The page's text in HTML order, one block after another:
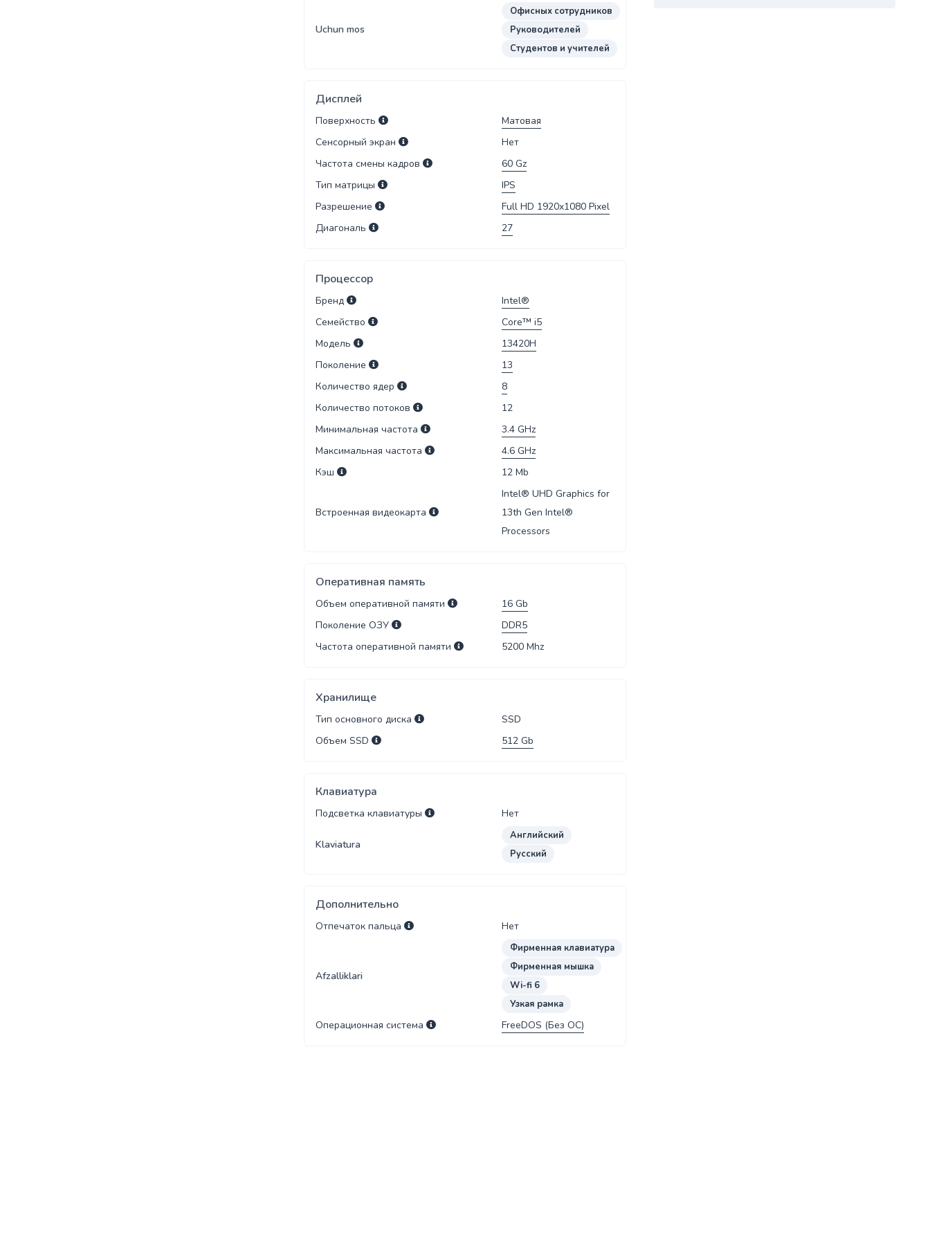
Uchun mos
Офисных сотрудников
Руководителей
Студентов и учителей
Дисплей
Поверхность
Матовая
Сенсорный экран
Нет
Частота смены кадров
60 Gz
Тип матрицы
IPS
Разрешение
Full HD 1920x1080 Pixel
Диагональ
27
Процессор
Бренд
Intel®
Семейство
Core™ i5
Модель
13420H
Поколение
13
Количество ядер
8
Количество потоков
12
Минимальная частота
3.4 GHz
Максимальная частота
4.6 GHz
Кэш
12 Mb
Встроенная видеокарта
Intel® UHD Graphics for
13th Gen Intel®
Processors
Оперативная память
Объем оперативной памяти 16 Gb
Поколение ОЗУ
DDR5
Частота оперативной памяти
5200 Mhz
Хранилище
Тип основного диска
SSD
Объем SSD
512 Gb
Клавиатура
Подсветка клавиатуры Нет
Klaviatura
Английский
Русский
Дополнительно
Отпечаток пальца Нет
Afzalliklari
Фирменная клавиатура
Фирменная мышка
Wi-fi 6
Узкая рамка
Операционная система FreeDOS (Без ОС)